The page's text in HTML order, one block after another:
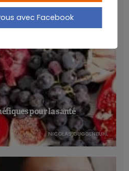
pour la santé
NICOLAS GUGGENBÜHL
avec Facebook